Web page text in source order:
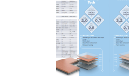
Silver Knight